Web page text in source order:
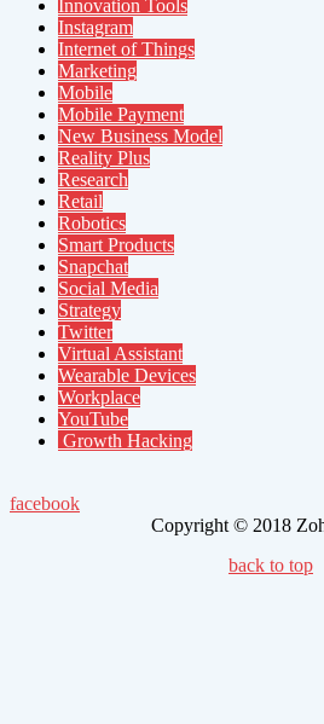
Innovation Tools
Instagram
Internet of Things
Marketing
Mobile
Mobile Payment
New Business Model
Reality Plus
Research
Retail
Robotics
Smart Products
Snapchat
Social Media
Strategy
Twitter
Virtual Assistant
Wearable Devices
Workplace
YouTube
Growth Hacking
facebook
Copyright © 2018
back to top